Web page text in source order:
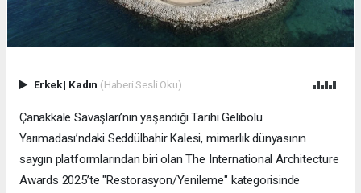
Erkek| Kadın (Haberi Sesli Oku)
Çanakkale Savaşları’nın yaşandığı Tarihi Gelibolu
Yarımadası’ndaki Seddülbahir Kalesi, mimarlık dünyasının
saygın platformlarından biri olan The International Architecture
Awards 2025’te "Restorasyon/Yenileme" kategorisinde